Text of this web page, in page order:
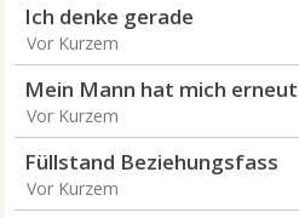
Ich denke gerade
Vor Kurzem
Mein Mann hat mich
Vor Kurzem
Füllstand Beziehungsfass
Vor Kurzem